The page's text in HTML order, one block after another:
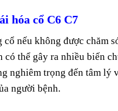
hóa cổ C6 C7
cổ nếu không được chăm
có thể gây ra nhiều biến
nghiêm trọng đến tâm lý
người bệnh.